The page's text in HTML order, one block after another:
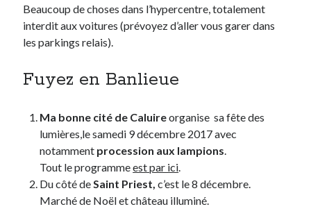
Beaucoup de choses dans l’hypercentre, totalement
interdit aux voitures (prévoyez d’aller vous garer dans
les parkings relais).
Fuyez en Banlieue
Ma bonne cité de Caluireorganise sa fête des
lumières,le samedi 9 décembre 2017 avec
notamment procession aux lampions.
Tout le programmeest par ici.
Du côté deSaint Priest, c’est le 8 décembre.
Marché de Noël et château illuminé.